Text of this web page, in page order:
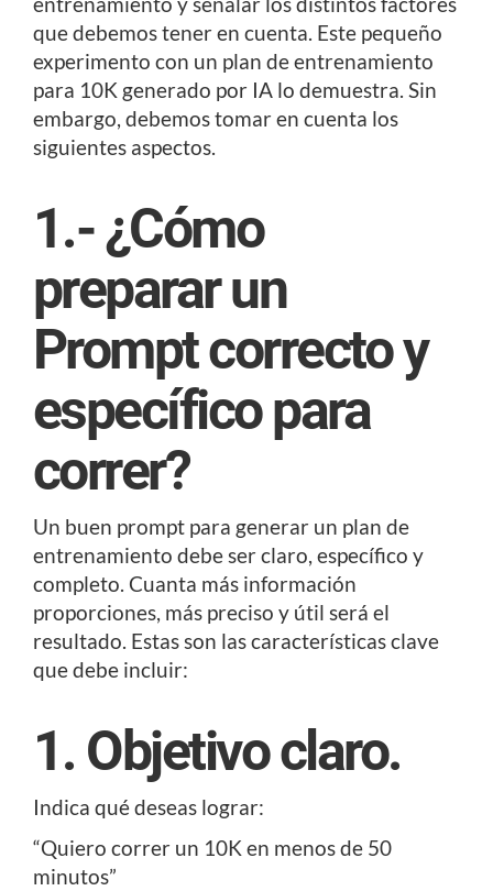
que debemos tener en cuenta. Este pequeño
experimento con un plan de entrenamiento
para 10K generado por IA lo demuestra. Sin
embargo, debemos tomar en cuenta los
siguientes aspectos.
1.- ¿Cómo
preparar un
Prompt correcto y
específico para
correr?
Un buen prompt para generar un plan de
entrenamiento debe ser claro, específico y
completo. Cuanta más información
proporciones, más preciso y útil será el
resultado. Estas son las características clave
que debe incluir:
1. Objetivo claro.
Indica qué deseas lograr:
“Quiero correr un 10K en menos de 50
minutos”